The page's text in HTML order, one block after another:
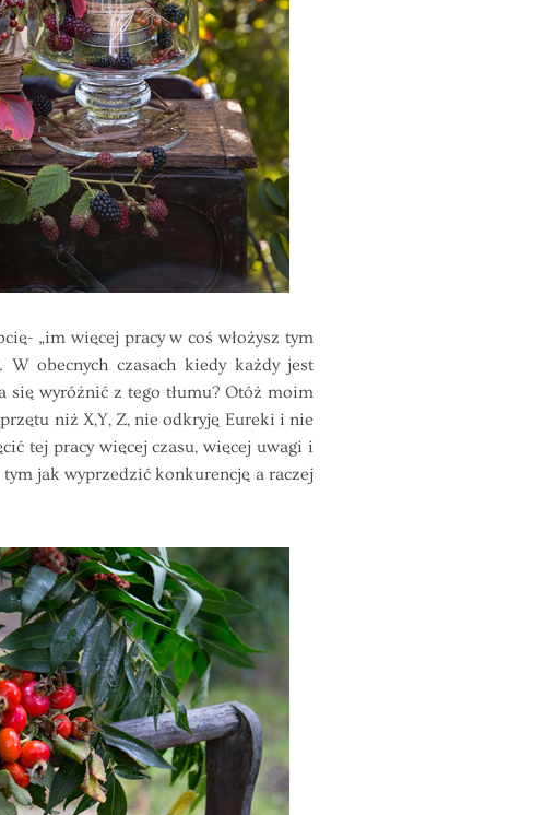
„im więcej pracy w coś włożysz tym
obecnych czasach kiedy każdy jest
się wyróżnić z tego tłumu? Otóż moim
niż X,Y, Z, nie odkryję Eureki i nie
tej pracy więcej czasu, więcej uwagi i
jak wyprzedzić konkurencję a raczej